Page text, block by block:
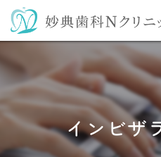
インビザ